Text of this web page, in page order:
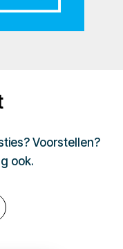
Voorstellen?
ook.